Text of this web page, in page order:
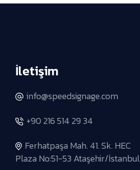
İletişim
info@speedsignage.com
+90 216 514 29 34
Ferhatpaşa Mah. 41. Sk. HEC
Plaza No:51-53 Ataşehir/İstanbul